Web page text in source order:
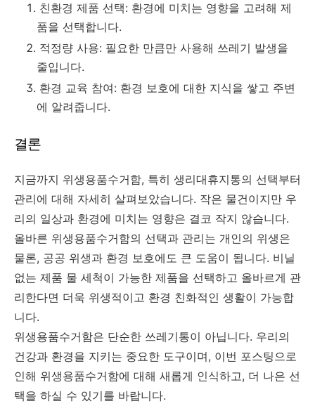
친환경 제품 선택: 환경에 미치는 영향을 고려해 제
품을 선택합니다.
적정량 사용: 필요한 만큼만 사용해 쓰레기 발생을
줄입니다.
환경 교육 참여: 환경 보호에 대한 지식을 쌓고 주변
에 알려줍니다.
결론
지금까지 위생용품수거함, 특히 생리대휴지통의 선택부터
관리에 대해 자세히 살펴보았습니다. 작은 물건이지만 우
리의 일상과 환경에 미치는 영향은 결코 작지 않습니다.
올바른 위생용품수거함의 선택과 관리는 개인의 위생은
물론, 공공 위생과 환경 보호에도 큰 도움이 됩니다. 비닐
없는 제품 물 세척이 가능한 제품을 선택하고 올바르게 관
리한다면 더욱 위생적이고 환경 친화적인 생활이 가능합
니다.
위생용품수거함은 단순한 쓰레기통이 아닙니다. 우리의
건강과 환경을 지키는 중요한 도구이며, 이번 포스팅으로
인해 위생용품수거함에 대해 새롭게 인식하고, 더 나은 선
택을 하실 수 있기를 바랍니다.